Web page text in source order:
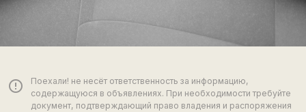
error_outline
Поехали! не несёт ответственность за информацию,
содержащуюся в объявлениях. При необходимости требуйте
документ, подтверждающий право владения и распоряжения